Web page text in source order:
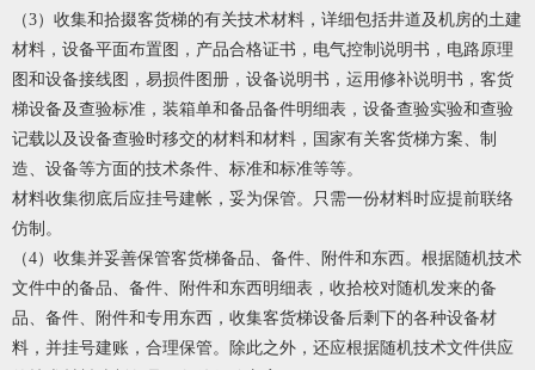
（3）收集和拾掇客货梯的有关技术材料，详细包括井道及机房的土建
材料，设备平面布置图，产品合格证书，电气控制说明书，电路原理
图和设备接线图，易损件图册，设备说明书，运用修补说明书，客货
梯设备及查验标准，装箱单和备品备件明细表，设备查验实验和查验
记载以及设备查验时移交的材料和材料，国家有关客货梯方案、制
造、设备等方面的技术条件、标准和标准等等。
材料收集彻底后应挂号建帐，妥为保管。只需一份材料时应提前联络
仿制。
（4）收集并妥善保管客货梯备品、备件、附件和东西。根据随机技术
文件中的备品、备件、附件和东西明细表，收拾校对随机发来的备
品、备件、附件和专用东西，收集客货梯设备后剩下的各种设备材
料，并挂号建账，合理保管。除此之外，还应根据随机技术文件供应